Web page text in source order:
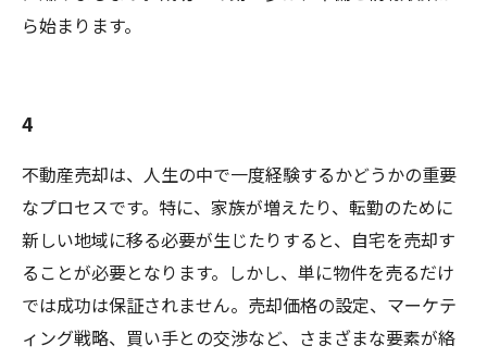
ら始まります。
4
不動産売却は、人生の中で一度経験するかどうかの重要
なプロセスです。特に、家族が増えたり、転勤のために
新しい地域に移る必要が生じたりすると、自宅を売却す
ることが必要となります。しかし、単に物件を売るだけ
では成功は保証されません。売却価格の設定、マーケテ
ィング戦略、買い手との交渉など、さまざまな要素が絡